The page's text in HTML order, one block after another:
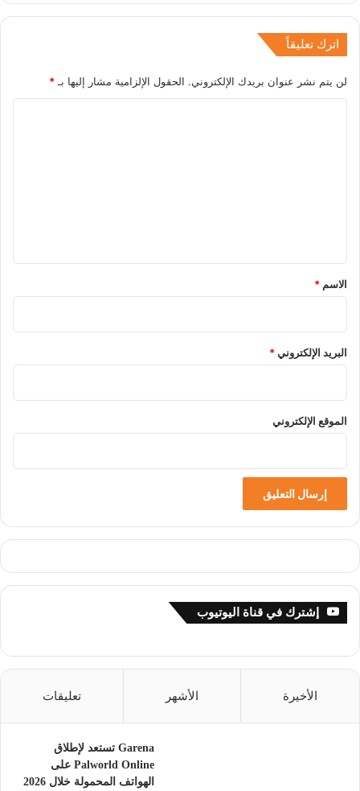
اترك تعليقاً
لن يتم نشر عنوان بريدك الإلكتروني. الحقول الإلزامية مشار إليها بـ *
*
الاسم *
البريد الإلكتروني*
الموقع الإلكتروني
إشترك في قناة اليوتيوب
الأخيرة الأشهر تعليقات
Garena تستعد لإطلاق
Palworld Online على
الهواتف المحمولة خلال 2026